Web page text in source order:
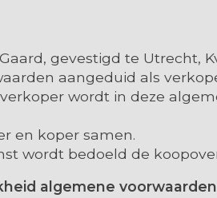
gevestigd te Utrecht,
aangeduid als
wordt in deze
en koper samen.
wordt bedoeld de
algemene voorwaarden